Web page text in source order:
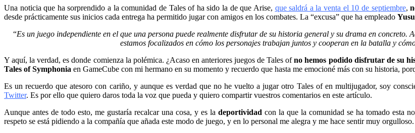
Una noticia que ha sorprendido a la comunidad de Tales of ha sido la de que Arise, que saldrá a la venta el 10 de septiembre,
desde prácticamente sus inicios cada entrega ha permitido jugar con amigos en los combates. La “excusa” que ha empleado
“Es un juego independiente en el que una persona puede realmente disfrutar de su historia general y su drama en
estamos focalizados en cómo los personajes trabajan juntos y cooperan en la batalla y
Y aquí, la verdad, es donde comienza la polémica. ¿Acaso en anteriores juegos de Tales ofno hemos podido disfrutar de su
Tales of Symphonia en GameCube con mi hermano en su momento y recuerdo que hasta me emocioné más con su historia,
Es un recuerdo que atesoro con cariño, y aunque es verdad que no he vuelto a jugar otro Tales of en multijugador, soy
Twitter. Es por ello que quiero daros toda la voz que pueda y quiero compartir vuestros comentarios en este artículo.
Aunque antes de todo esto, me gustaría recalcar una cosa, y es la deportividad con la que la comunidad se ha tomado esta
respeto se está pidiendo a la compañía que añada este modo de juego, y en lo personal me alegra y me hace sentir muy orgulloso.